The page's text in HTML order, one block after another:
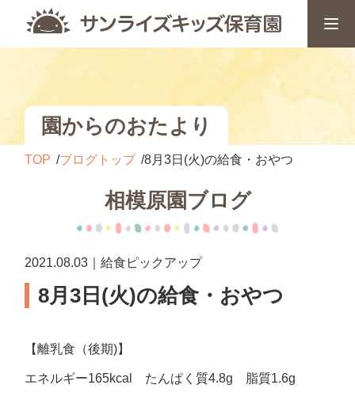
園からのおたより
TOP ブログトップ 8月3日(火)の給食・おやつ
相模原園ブログ
2021.08.03｜給食ピックアップ
8月3日(火)の給食・おやつ
【離乳食（後期)】
エネルギー165kcal たんぱく質4.8g 脂質1.6g